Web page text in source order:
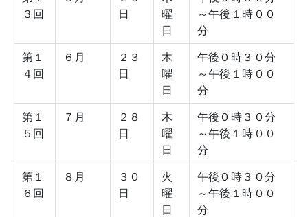
３回
日
曜
日
～午後１時００
分
第１
４回
６月
２３
日
木
曜
日
午後０時３０分
～午後１時００
分
第１
５回
７月
２８
日
木
曜
日
午後０時３０分
～午後１時００
分
第１
６回
８月
３０
日
火
曜
日
午後０時３０分
～午後１時００
分